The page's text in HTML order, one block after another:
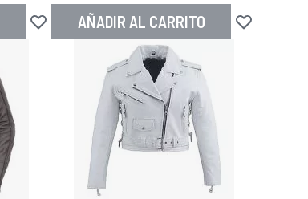
Añadir a la Lista de Deseos
AÑADIR AL CARRITO Añadir a la